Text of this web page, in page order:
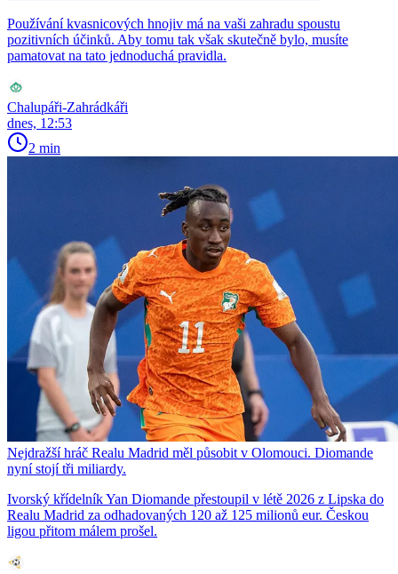
Používání kvasnicových hnojiv má na vaši zahradu spoustu
pozitivních účinků. Aby tomu tak však skutečně bylo, musíte
pamatovat na tato jednoduchá pravidla.
Chalupáři-Zahrádkáři
dnes, 12:53
2 min
Nejdražší hráč Realu Madrid měl působit v Olomouci. Diomande
nyní stojí tři miliardy.
Ivorský křídelník Yan Diomande přestoupil v létě 2026 z Lipska do
Realu Madrid za odhadovaných 120 až 125 milionů eur. Českou
ligou přitom málem prošel.